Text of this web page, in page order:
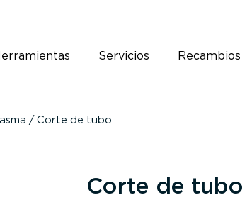
Servicios Recambios
/ Corte de tubo
Corte de tubo